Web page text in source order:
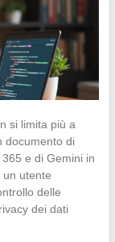
si limita più a
documento di
e di Gemini in
utente
delle
dei dati